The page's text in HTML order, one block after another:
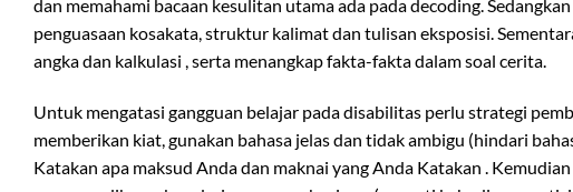
dan memahami bacaan kesulitan utama ada pada decoding.
penguasaan kosakata, struktur kalimat dan tulisan eksposisi.
angka dan kalkulasi , serta menangkap fakta-fakta dalam soal cerita.
Untuk mengatasi gangguan belajar pada disabilitas perlu strategi
memberikan kiat, gunakan bahasa jelas dan tidak ambigu (hindari
Katakan apa maksud Anda dan maknai yang Anda Katakan .